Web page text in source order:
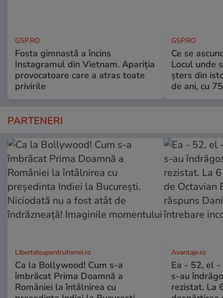
GSP.RO
Fosta gimnastă a încins
Instagramul din Vietnam. Apariția
provocatoare care a atras toate
privirile
GSP.RO
Ce se
Locul unde
șters din
de ani, cu
PARTENERI
Libertateapentrufemei.ro
Ca la Bollywood! Cum s-a
îmbrăcat Prima Doamnă a
României la întâlnirea cu
Avantaje.ro
Ea - 52, el -
s-au
rezistat. La